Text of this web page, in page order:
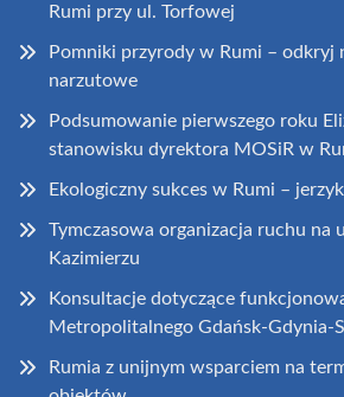
Rumi przy ul. Torfowej
Pomniki przyrody w Rumi – odkryj
narzutowe
Podsumowanie pierwszego roku
stanowisku dyrektora MOSiR w
Ekologiczny sukces w Rumi –
Tymczasowa organizacja ruchu na
Kazimierzu
Konsultacje dotyczące
Metropolitalnego Gdańsk-Gdynia-
Rumia z unijnym wsparciem na